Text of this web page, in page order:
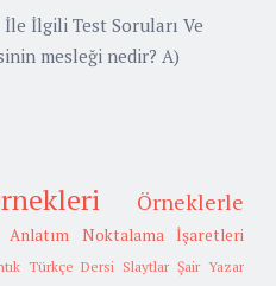
İle İlgili Test Soruları Ve
mesleği nedir? A)
Örneklerle
Noktalama İşaretleri
Türkçe Dersi Slaytlar Şair Yazar